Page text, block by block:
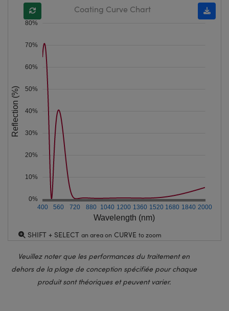
Wavelength (nm)
400 560 720 880 1040 1200 1360 1520 1680 1840 2000
0%
10%
20%
30%
40%
50%
60%
70%
80%
Reflection (%)
Coating Curve Chart
SHIFT + SELECT an area on CURVE to zoom
Veuillez noter que les performances du traitement en
dehors de la plage de conception spécifiée pour chaque
produit sont théoriques et peuvent varier.